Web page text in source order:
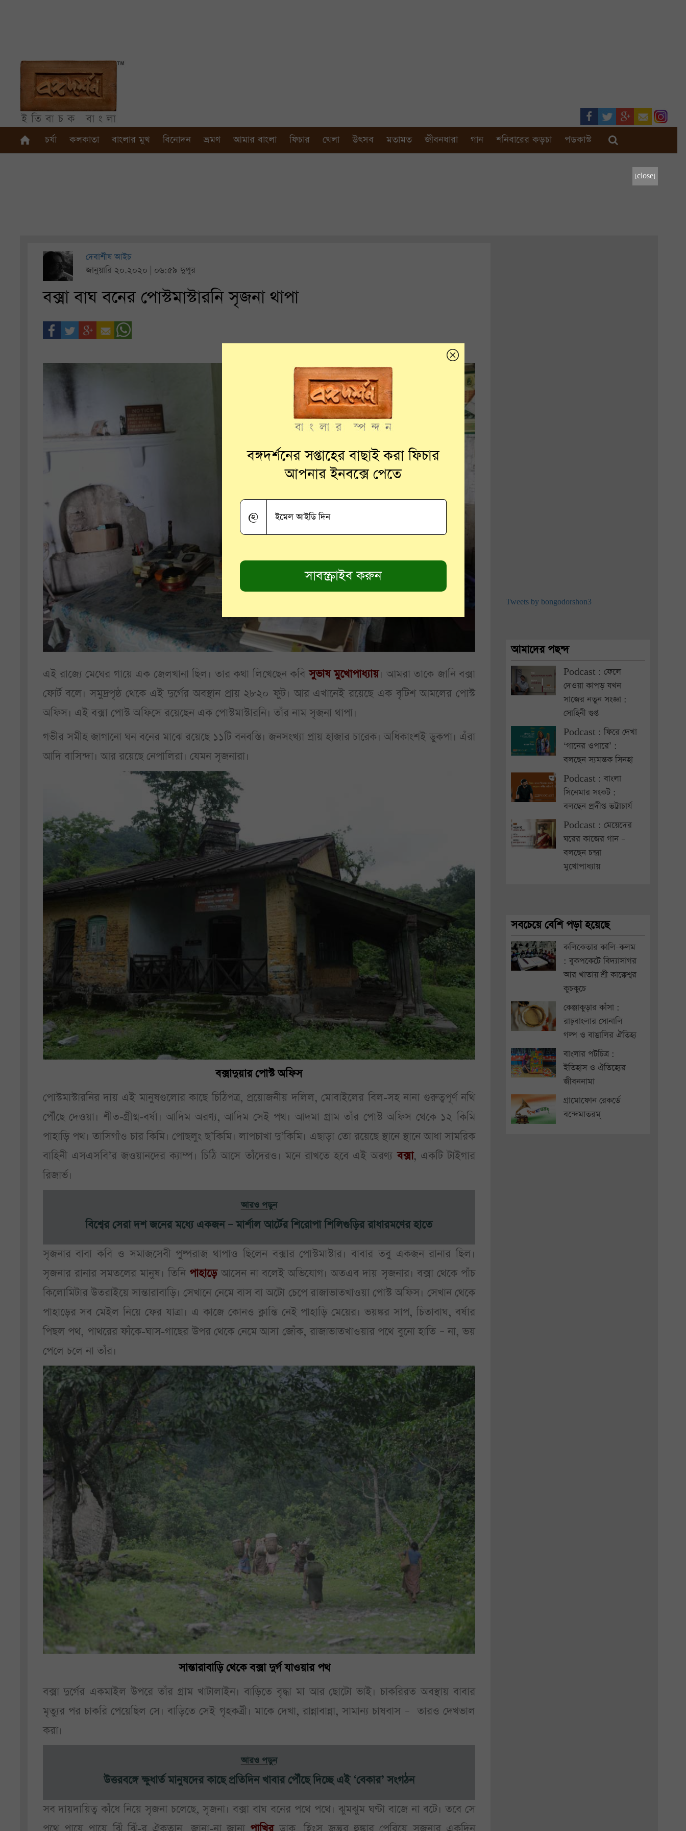
চর্যা কলকাতা বাংলার মুখ বিনোদন ভ্রমণ আমার বাংলা ফিচার খেলা উৎসব মতামত জীবনধারা গান শনিবারের কড়চা পডকাস্ট
[close]
দেবাশীষ আইচ
জানুয়ারি ২০.২০২০ | ০৬:৫৯ দুপুর
বক্সা বাঘ বনের পোস্টমাস্টারনি সৃজনা থাপা
এই রাজ্যে মেঘের গায়ে এক জেলখানা ছিল। তার কথা লিখেছেন কবিসুভাষ মুখোপাধ্যায়। আমরা তাকে জানি বক্সা
ফোর্ট বলে। সমুদ্রপৃষ্ঠ থেকে এই দুর্গের অবস্থান প্রায় ২৮২০ ফুট। আর এখানেই রয়েছে এক বৃটিশ আমলের পোস্ট
অফিস। এই বক্সা পোস্ট অফিসে রয়েছেন এক পোস্টমাস্টারনি। তাঁর নাম সৃজনা থাপা।
গভীর সমীহ জাগানো ঘন বনের মাঝে রয়েছে ১১টি বনবস্তি। জনসংখ্যা প্রায় হাজার চারেক। অধিকাংশই ডুকপা। এঁরা
আদি বাসিন্দা। আর রয়েছে নেপালিরা। যেমন সৃজনারা।
বক্সাদুয়ার পোস্ট অফিস
পোস্টমাস্টারনির দায় এই মানুষগুলোর কাছে চিঠিপত্র, প্রয়োজনীয় দলিল, মোবাইলের বিল-সহ নানা গুরুত্বপূর্ণ নথি
পৌঁছে দেওয়া। শীত-গ্রীষ্ম-বর্ষা। আদিম অরণ্য, আদিম সেই পথ। আদমা গ্রাম তাঁর পোস্ট অফিস থেকে ১২ কিমি
পাহাড়ি পথ। তাসিগাঁও চার কিমি। পোছলুং ছ’কিমি। লাপচাখা দু’কিমি। এছাড়া তো রয়েছে স্থানে স্থানে আধা সামরিক
বাহিনী এসএসবি’র জওয়ানদের ক্যাম্প। চিঠি আসে তাঁদেরও। মনে রাখতে হবে এই অরণ্যবক্সা, একটি টাইগার
রিজার্ভ।
আরও পড়ুন
বিশ্বের সেরা দশ জনের মধ্যে একজন – মার্শাল আর্টের শিরোপা শিলিগুড়ির রাধারমণের হাতে
সৃজনার বাবা কবি ও সমাজসেবী পুষ্পরাজ থাপাও ছিলেন বক্সার পোস্টমাস্টার। বাবার তবু একজন রানার ছিল।
সৃজনার রানার সমতলের মানুষ। তিনি পাহাড়েআসেন না বলেই অভিযোগ। অতএব দায় সৃজনার। বক্সা থেকে পাঁচ
কিলোমিটার উতরাইয়ে সান্তারাবাড়ি। সেখানে নেমে বাস বা অটো চেপে রাজাভাতখাওয়া পোস্ট অফিস। সেখান থেকে
পাহাড়ের সব মেইল নিয়ে ফের যাত্রা। এ কাজে কোনও ক্লান্তি নেই পাহাড়ি মেয়ের। ভয়ঙ্কর সাপ, চিতাবাঘ, বর্ষার
পিছল পথ, পাথরের ফাঁকে-ঘাস-গাছের উপর থেকে নেমে আসা জোঁক, রাজাভাতখাওয়ার পথে বুনো হাতি – না, ভয়
পেলে চলে না তাঁর।
সান্তারাবাড়ি থেকে বক্সা দুর্গ যাওয়ার পথ
বক্সা দুর্গের একমাইল উপরে তাঁর গ্রাম খাটালাইন। বাড়িতে বৃদ্ধা মা আর ছোটো ভাই। চাকরিরত অবস্থায় বাবার
মৃত্যুর পর চাকরি পেয়েছিল সে। বাড়িতে সেই গৃহকর্ত্রী। মাকে দেখা, রান্নাবান্না, সামান্য চাষবাস – তারও দেখভাল
করা।
আরও পড়ুন
উত্তরবঙ্গে ক্ষুধার্ত মানুষদের কাছে প্রতিদিন খাবার পৌঁছে দিচ্ছে এই ‘বেকার’ সংগঠন
সব দায়দায়িত্ব কাঁধে নিয়ে সৃজনা চলেছে, সৃজনা। বক্সা বাঘ বনের পথে পথে। ঝুমঝুম ঘণ্টা বাজে না বটে। তবে সে
Tweets by bongodorshon3
আমাদের পছন্দ
Podcast : ফেলে
দেওয়া কাপড় যখন
সাজের নতুন সংজ্ঞা :
সোহিনী গুপ্ত
Podcast : ফিরে দেখা
‘গানের ওপারে’ :
বলছেন স্যমন্তক সিনহা
Podcast : বাংলা
সিনেমার সংকট :
বলছেন প্রদীপ্ত ভট্টাচার্য
Podcast : মেয়েদের
ঘরের কাজের গান –
বলছেন চন্দ্রা
মুখোপাধ্যায়
সবচেয়ে বেশি পড়া হয়েছে
কলিকেতার কালি-কলম
: বুকপকেটে বিদ্যাসাগর
আর খাতায় শ্রী কাক্কেশ্বর
কুচকুচে
কেঞ্জাকুড়ার কাঁসা :
রাঢ়বাংলার সোনালি
গল্প ও বাঙালির ঐতিহ্য
বাংলার পটচিত্র :
ইতিহাস ও ঐতিহ্যের
জীবননামা
গ্রামোফোন রেকর্ডে
বন্দেমাতরম্
বঙ্গদর্শনের সপ্তাহের বাছাই করা ফিচার
আপনার ইনবক্সে পেতে
@